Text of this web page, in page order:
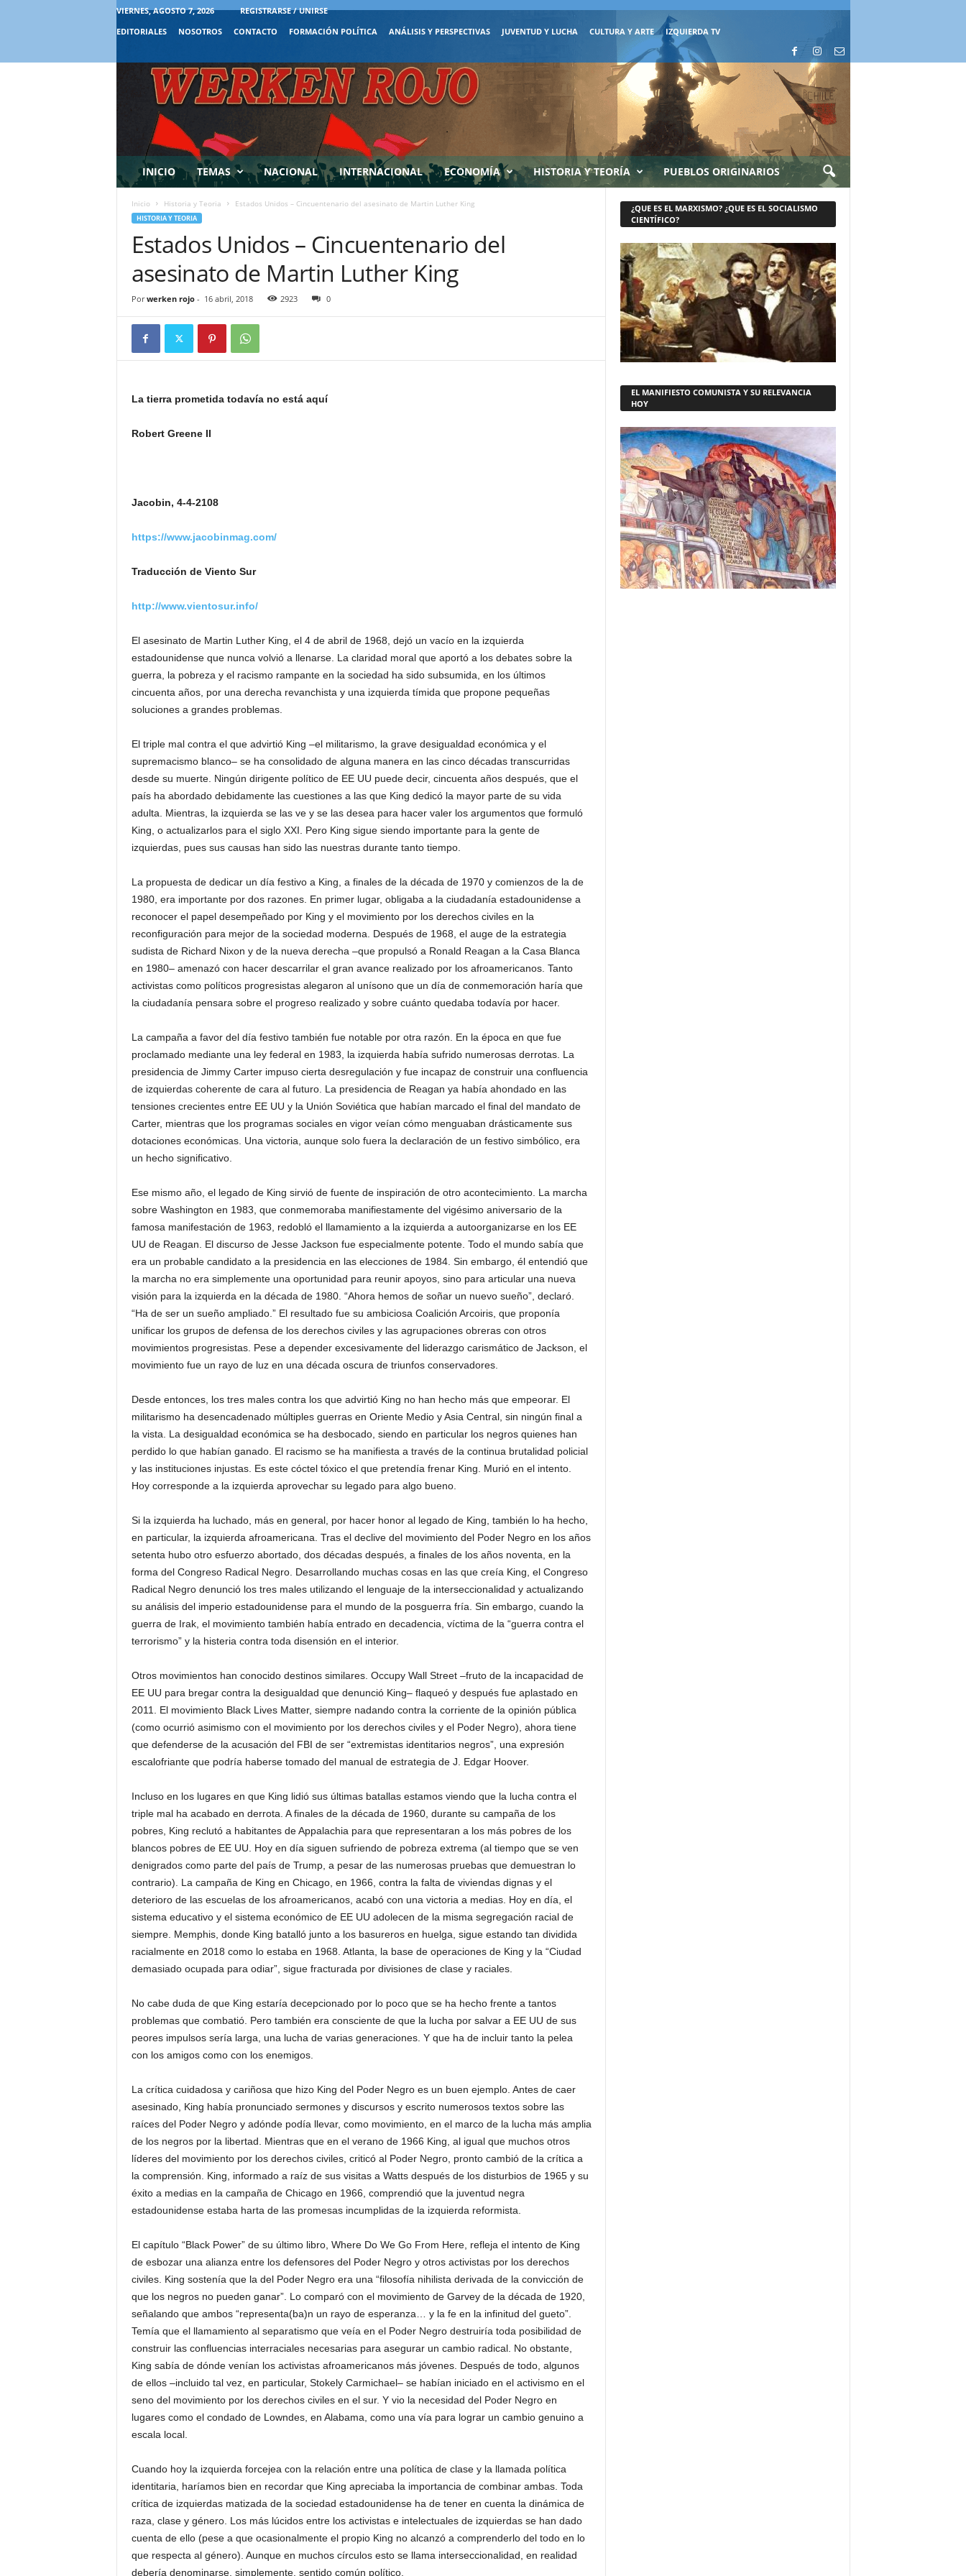
VIERNES, AGOSTO 7, 2026
REGISTRARSE / UNIRSE
EDITORIALES
NOSOTROS CONTACTO FORMACIÓN POLÍTICA ANÁLISIS Y PERSPECTIVAS JUVENTUD Y LUCHA CULTURA Y ARTE IZQUIERDA TV
INICIO TEMAS NACIONAL INTERNACIONAL ECONOMÍA HISTORIA Y TEORÍA PUEBLOS ORIGINARIOS
Inicio Historia y Teoria Estados Unidos – Cincuentenario del asesinato de Martin Luther King
HISTORIA Y TEORIA
Estados Unidos – Cincuentenario del
asesinato de Martin Luther King
Por werken rojo- 16 abril, 2018 2923 0
La tierra prometida todavía no está aquí
Robert Greene II
Jacobin, 4-4-2108
https://www.jacobinmag.com/
Traducción de Viento Sur
http://www.vientosur.info/
El asesinato de Martin Luther King, el 4 de abril de 1968, dejó un vacío en la izquierda
estadounidense que nunca volvió a llenarse. La claridad moral que aportó a los debates sobre la
guerra, la pobreza y el racismo rampante en la sociedad ha sido subsumida, en los últimos
cincuenta años, por una derecha revanchista y una izquierda tímida que propone pequeñas
soluciones a grandes problemas.
El triple mal contra el que advirtió King –el militarismo, la grave desigualdad económica y el
supremacismo blanco– se ha consolidado de alguna manera en las cinco décadas transcurridas
desde su muerte. Ningún dirigente político de EE UU puede decir, cincuenta años después, que el
país ha abordado debidamente las cuestiones a las que King dedicó la mayor parte de su vida
adulta. Mientras, la izquierda se las ve y se las desea para hacer valer los argumentos que formuló
King, o actualizarlos para el siglo XXI. Pero King sigue siendo importante para la gente de
izquierdas, pues sus causas han sido las nuestras durante tanto tiempo.
La propuesta de dedicar un día festivo a King, a finales de la década de 1970 y comienzos de la de
1980, era importante por dos razones. En primer lugar, obligaba a la ciudadanía estadounidense a
reconocer el papel desempeñado por King y el movimiento por los derechos civiles en la
reconfiguración para mejor de la sociedad moderna. Después de 1968, el auge de la estrategia
sudista de Richard Nixon y de la nueva derecha –que propulsó a Ronald Reagan a la Casa Blanca
en 1980– amenazó con hacer descarrilar el gran avance realizado por los afroamericanos. Tanto
activistas como políticos progresistas alegaron al unísono que un día de conmemoración haría que
la ciudadanía pensara sobre el progreso realizado y sobre cuánto quedaba todavía por hacer.
La campaña a favor del día festivo también fue notable por otra razón. En la época en que fue
proclamado mediante una ley federal en 1983, la izquierda había sufrido numerosas derrotas. La
presidencia de Jimmy Carter impuso cierta desregulación y fue incapaz de construir una confluencia
de izquierdas coherente de cara al futuro. La presidencia de Reagan ya había ahondado en las
tensiones crecientes entre EE UU y la Unión Soviética que habían marcado el final del mandato de
Carter, mientras que los programas sociales en vigor veían cómo menguaban drásticamente sus
dotaciones económicas. Una victoria, aunque solo fuera la declaración de un festivo simbólico, era
un hecho significativo.
Ese mismo año, el legado de King sirvió de fuente de inspiración de otro acontecimiento. La marcha
sobre Washington en 1983, que conmemoraba manifiestamente del vigésimo aniversario de la
famosa manifestación de 1963, redobló el llamamiento a la izquierda a autoorganizarse en los EE
UU de Reagan. El discurso de Jesse Jackson fue especialmente potente. Todo el mundo sabía que
era un probable candidato a la presidencia en las elecciones de 1984. Sin embargo, él entendió que
la marcha no era simplemente una oportunidad para reunir apoyos, sino para articular una nueva
visión para la izquierda en la década de 1980. “Ahora hemos de soñar un nuevo sueño”, declaró.
“Ha de ser un sueño ampliado.” El resultado fue su ambiciosa Coalición Arcoiris, que proponía
unificar los grupos de defensa de los derechos civiles y las agrupaciones obreras con otros
movimientos progresistas. Pese a depender excesivamente del liderazgo carismático de Jackson, el
movimiento fue un rayo de luz en una década oscura de triunfos conservadores.
Desde entonces, los tres males contra los que advirtió King no han hecho más que empeorar. El
militarismo ha desencadenado múltiples guerras en Oriente Medio y Asia Central, sin ningún final a
la vista. La desigualdad económica se ha desbocado, siendo en particular los negros quienes han
perdido lo que habían ganado. El racismo se ha manifiesta a través de la continua brutalidad policial
y las instituciones injustas. Es este cóctel tóxico el que pretendía frenar King. Murió en el intento.
Hoy corresponde a la izquierda aprovechar su legado para algo bueno.
Si la izquierda ha luchado, más en general, por hacer honor al legado de King, también lo ha hecho,
en particular, la izquierda afroamericana. Tras el declive del movimiento del Poder Negro en los años
setenta hubo otro esfuerzo abortado, dos décadas después, a finales de los años noventa, en la
forma del Congreso Radical Negro. Desarrollando muchas cosas en las que creía King, el Congreso
Radical Negro denunció los tres males utilizando el lenguaje de la interseccionalidad y actualizando
su análisis del imperio estadounidense para el mundo de la posguerra fría. Sin embargo, cuando la
guerra de Irak, el movimiento también había entrado en decadencia, víctima de la “guerra contra el
terrorismo” y la histeria contra toda disensión en el interior.
Otros movimientos han conocido destinos similares. Occupy Wall Street –fruto de la incapacidad de
EE UU para bregar contra la desigualdad que denunció King– flaqueó y después fue aplastado en
2011. El movimiento Black Lives Matter, siempre nadando contra la corriente de la opinión pública
(como ocurrió asimismo con el movimiento por los derechos civiles y el Poder Negro), ahora tiene
que defenderse de la acusación del FBI de ser “extremistas identitarios negros”, una expresión
escalofriante que podría haberse tomado del manual de estrategia de J. Edgar Hoover.
Incluso en los lugares en que King lidió sus últimas batallas estamos viendo que la lucha contra el
triple mal ha acabado en derrota. A finales de la década de 1960, durante su campaña de los
pobres, King reclutó a habitantes de Appalachia para que representaran a los más pobres de los
blancos pobres de EE UU. Hoy en día siguen sufriendo de pobreza extrema (al tiempo que se ven
denigrados como parte del país de Trump, a pesar de las numerosas pruebas que demuestran lo
contrario). La campaña de King en Chicago, en 1966, contra la falta de viviendas dignas y el
deterioro de las escuelas de los afroamericanos, acabó con una victoria a medias. Hoy en día, el
sistema educativo y el sistema económico de EE UU adolecen de la misma segregación racial de
siempre. Memphis, donde King batalló junto a los basureros en huelga, sigue estando tan dividida
racialmente en 2018 como lo estaba en 1968. Atlanta, la base de operaciones de King y la “Ciudad
demasiado ocupada para odiar”, sigue fracturada por divisiones de clase y raciales.
No cabe duda de que King estaría decepcionado por lo poco que se ha hecho frente a tantos
problemas que combatió. Pero también era consciente de que la lucha por salvar a EE UU de sus
peores impulsos sería larga, una lucha de varias generaciones. Y que ha de incluir tanto la pelea
con los amigos como con los enemigos.
La crítica cuidadosa y cariñosa que hizo King del Poder Negro es un buen ejemplo. Antes de caer
asesinado, King había pronunciado sermones y discursos y escrito numerosos textos sobre las
raíces del Poder Negro y adónde podía llevar, como movimiento, en el marco de la lucha más amplia
de los negros por la libertad. Mientras que en el verano de 1966 King, al igual que muchos otros
líderes del movimiento por los derechos civiles, criticó al Poder Negro, pronto cambió de la crítica a
la comprensión. King, informado a raíz de sus visitas a Watts después de los disturbios de 1965 y su
éxito a medias en la campaña de Chicago en 1966, comprendió que la juventud negra
estadounidense estaba harta de las promesas incumplidas de la izquierda reformista.
El capítulo “Black Power” de su último libro, Where Do We Go From Here, refleja el intento de King
de esbozar una alianza entre los defensores del Poder Negro y otros activistas por los derechos
civiles. King sostenía que la del Poder Negro era una “filosofía nihilista derivada de la convicción de
que los negros no pueden ganar”. Lo comparó con el movimiento de Garvey de la década de 1920,
señalando que ambos “representa(ba)n un rayo de esperanza… y la fe en la infinitud del gueto”.
Temía que el llamamiento al separatismo que veía en el Poder Negro destruiría toda posibilidad de
construir las confluencias interraciales necesarias para asegurar un cambio radical. No obstante,
King sabía de dónde venían los activistas afroamericanos más jóvenes. Después de todo, algunos
de ellos –incluido tal vez, en particular, Stokely Carmichael– se habían iniciado en el activismo en el
seno del movimiento por los derechos civiles en el sur. Y vio la necesidad del Poder Negro en
lugares como el condado de Lowndes, en Alabama, como una vía para lograr un cambio genuino a
escala local.
Cuando hoy la izquierda forcejea con la relación entre una política de clase y la llamada política
identitaria, haríamos bien en recordar que King apreciaba la importancia de combinar ambas. Toda
crítica de izquierdas matizada de la sociedad estadounidense ha de tener en cuenta la dinámica de
raza, clase y género. Los más lúcidos entre los activistas e intelectuales de izquierdas se han dado
cuenta de ello (pese a que ocasionalmente el propio King no alcanzó a comprenderlo del todo en lo
que respecta al género). Aunque en muchos círculos esto se llama interseccionalidad, en realidad
debería denominarse, simplemente, sentido común político.
¿QUE ES EL MARXISMO? ¿QUE ES EL SOCIALISMO
CIENTÍFICO?
EL MANIFIESTO COMUNISTA Y SU RELEVANCIA
HOY